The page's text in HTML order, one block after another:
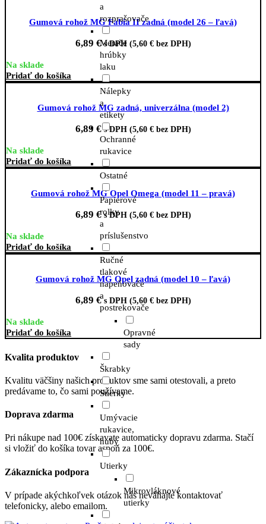
a
rozprašovače
Merače
hrúbky
laku
Nálepky
a
etikety
Ochranné
rukavice
Ostatné
Papierové
rolky
a
príslušenstvo
Ručné
tlakové
napeňovače
a
postrekovače
Opravné
sady
Škrabky
Stierky
Umývacie
rukavice,
huby
Utierky
Mikrovláknové
utierky
Gumová rohož MG Fabia II zadná (model 26 – ľavá)
6,89 € s DPH (5,60 €bez DPH)
Na sklade
Pridať do košíka
Gumová rohož MG zadná, univerzálna (model 2)
6,89 € s DPH (5,60 €bez DPH)
Na sklade
Pridať do košíka
Gumová rohož MG Opel Omega (model 11 – pravá)
6,89 € s DPH (5,60 €bez DPH)
Na sklade
Pridať do košíka
Gumová rohož MG Opel zadná (model 10 – ľavá)
6,89 € s DPH (5,60 €bez DPH)
Na sklade
Pridať do košíka
Kvalita produktov
Kvalitu väčšiny našich produktov sme sami otestovali, a preto
predávame to, čo sami používame.
Doprava zdarma
Pri nákupe nad 100€ získavate automaticky dopravu zdarma. Stačí
si vložiť do košíka tovar aspoň za 100€.
Zákaznícka podpora
V prípade akýchkoľvek otázok nás neváhajte kontaktovať
telefonicky, alebo emailom.